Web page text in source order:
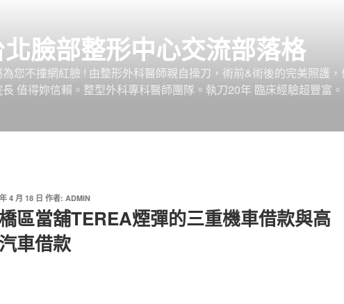
北臉部整形中心交流部落格
為您不撞網紅臉 ! 由整形外科醫師親自操刀，術前&術後的完美照護
長 值得妳信賴。整型外科專科醫師團隊。執刀20年 臨床經驗超豐富。
4 月 18 日 作者: ADMIN
區當舖TEREA煙彈的三重機車借款與高
車借款